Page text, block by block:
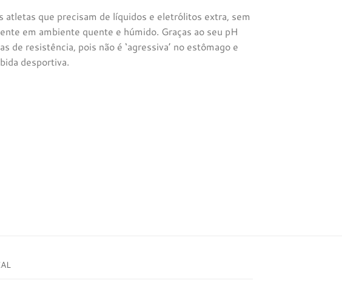
atletas que precisam de líquidos e eletrólitos extra, sem
em ambiente quente e húmido. Graças ao seu pH
resistência, pois não é ‘agressiva’ no estômago e
desportiva.